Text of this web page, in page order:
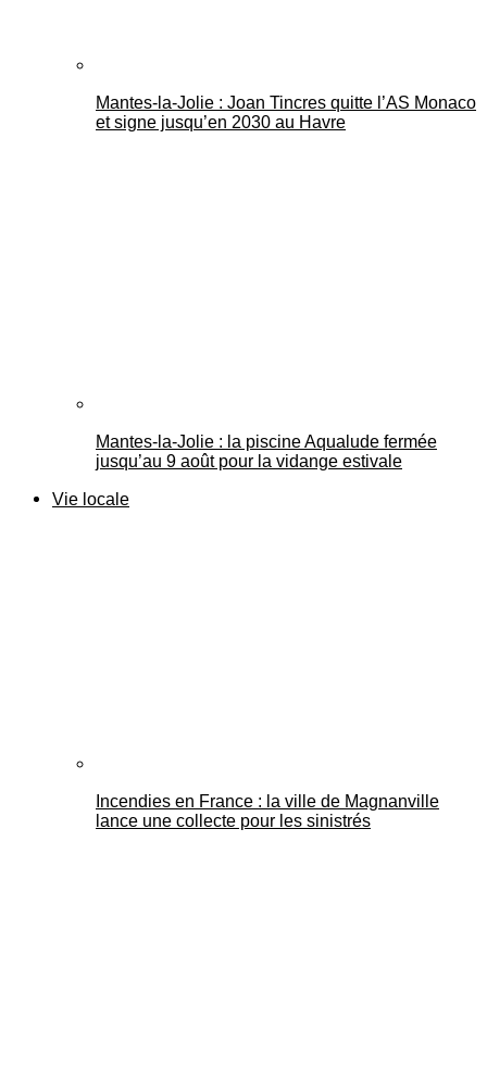
Mantes-la-Jolie : Joan Tincres quitte l’AS Monaco
et signe jusqu’en 2030 au Havre
Mantes-la-Jolie : la piscine Aqualude fermée
jusqu’au 9 août pour la vidange estivale
Vie locale
Incendies en France : la ville de Magnanville
lance une collecte pour les sinistrés